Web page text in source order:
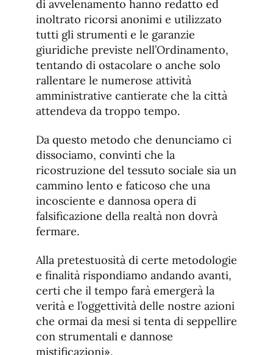
di avvelenamento hanno redatto ed
inoltrato ricorsi anonimi e utilizzato
tutti gli strumenti e le garanzie
giuridiche previste nell’Ordinamento,
tentando di ostacolare o anche solo
rallentare le numerose attività
amministrative cantierate che la città
attendeva da troppo tempo.
Da questo metodo che denunciamo ci
dissociamo, convinti che la
ricostruzione del tessuto sociale sia un
cammino lento e faticoso che una
incosciente e dannosa opera di
falsificazione della realtà non dovrà
fermare.
Alla pretestuosità di certe metodologie
e finalità rispondiamo andando avanti,
certi che il tempo farà emergerà la
verità e l’oggettività delle nostre azioni
che ormai da mesi si tenta di seppellire
con strumentali e dannose
mistificazioni».